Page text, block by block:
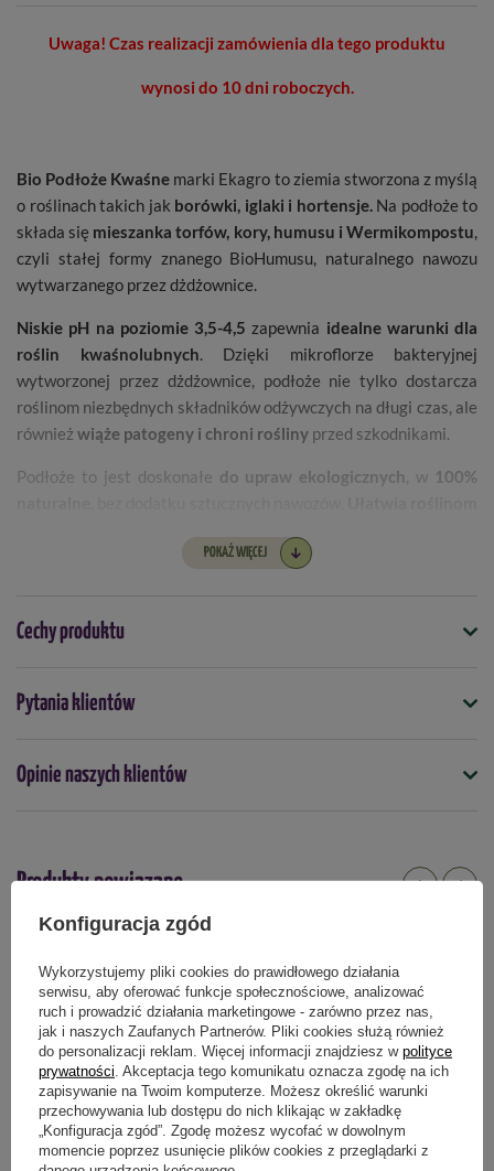
Uwaga! Czas realizacji zamówienia dla tego produktu
wynosi do 10 dni roboczych.
Bio Podłoże Kwaśne marki Ekagro to ziemia stworzona z myślą
o roślinach takich jak borówki, iglaki i hortensje.Na podłoże to
składa się mieszanka torfów, kory, humusu i Wermikompostu,
czyli stałej formy znanego BioHumusu, naturalnego nawozu
wytwarzanego przez dżdżownice.
Niskie pH na poziomie 3,5-4,5 zapewnia idealne warunki dla
roślin kwaśnolubnych. Dzięki mikroflorze bakteryjnej
wytworzonej przez dżdżownice, podłoże nie tylko dostarcza
roślinom niezbędnych składników odżywczych na długi czas, ale
również wiąże patogeny i chroni rośliny przed szkodnikami.
Podłoże to jest doskonałe do upraw ekologicznych , w 100%
szczególne znaczenie dla ich zdrowego wzrostu i rozwoju.
Zastosowanie
Borówki: Zawartość BioHumusu przekłada się na
preferują stałą wilgotność gleby.
łatwiej dostępne, co jest szczególnie istotne dla iglaków.
Hortensje
: Uprawiane w kwaśnym podłożu hortensje
kwitną zazwyczaj w odcieniach niebieskiego lub fioletu.
Wykazują one także większą odporność na choroby oraz
ataki szkodników, dzięki glebie o niższym pH.
Specyfikacja
pH:3,5-4,5
POKAŻ WIĘCEJ
Cechy produktu
Symbol
5903772177589
rośliny iglaste rośliny ozdobne
Pytania klientów
Opinie naszych klientów
Produkty powiązane
Konfiguracja zgód
Wykorzystujemy pliki cookies do prawidłowego działania
serwisu, aby oferować funkcje społecznościowe, analizować
ruch i prowadzić działania marketingowe - zarówno przez nas,
jak i naszych Zaufanych Partnerów. Pliki cookies służą również
do personalizacji reklam. Więcej informacji znajdziesz w polityce
prywatności . Akceptacja tego komunikatu oznacza zgodę na ich
zapisywanie na Twoim komputerze. Możesz określić warunki
przechowywania lub dostępu do nich klikając w zakładkę
„Konfiguracja zgód”. Zgodę możesz wycofać w dowolnym
momencie poprzez usunięcie plików cookies z przeglądarki z